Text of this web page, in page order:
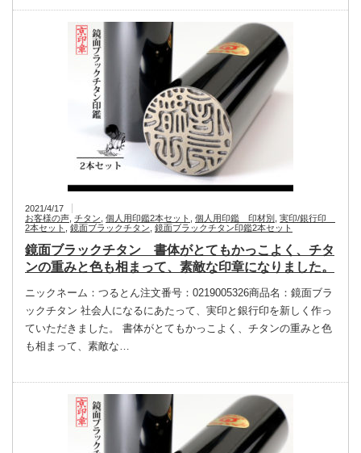
2021/4/17
お客様の声 チタン 個人用印鑑2本セット 個人用印鑑 印材別 実印/銀行印
2本セット
鏡面ブラックチタン 鏡面ブラックチタン印鑑2本セット
鏡面ブラックチタン 書体がとてもかっこよく、チタ
ンの重みと色も相まって、素敵な印章になりました。
ニックネーム：つるとん注文番号：0219005326商品名：鏡面ブラ
ックチタン 社会人になるにあたって、実印と銀行印を新しく作っ
ていただきました。 書体がとてもかっこよく、チタンの重みと色
も相まって、素敵な…